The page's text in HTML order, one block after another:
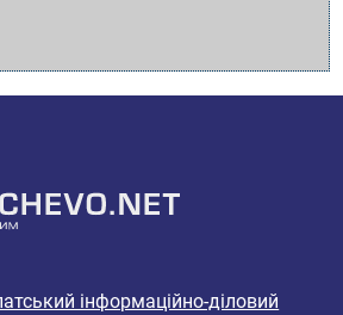
інформаційно-діловий